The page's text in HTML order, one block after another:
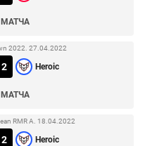
МАТЧА
2022. 27.04.2022
2 Heroic
МАТЧА
RMR A. 18.04.2022
2 Heroic